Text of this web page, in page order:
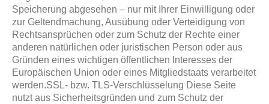
Speicherung abgesehen – nur mit Ihrer Einwilligung oder
zur Geltendmachung, Ausübung oder Verteidigung von
Rechtsansprüchen oder zum Schutz der Rechte einer
anderen natürlichen oder juristischen Person oder aus
Gründen eines wichtigen öffentlichen Interesses der
Europäischen Union oder eines Mitgliedstaats verarbeitet
werden.SSL- bzw. TLS-Verschlüsselung Diese Seite
nutzt aus Sicherheitsgründen und zum Schutz der